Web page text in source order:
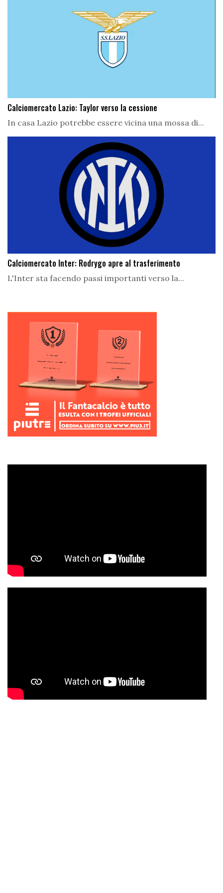
Calciomercato Lazio: Taylor verso la cessione
In casa Lazio potrebbe essere vicina una mossa di...
Calciomercato Inter: Rodrygo apre al trasferimento
L'Inter sta facendo passi importanti verso la...